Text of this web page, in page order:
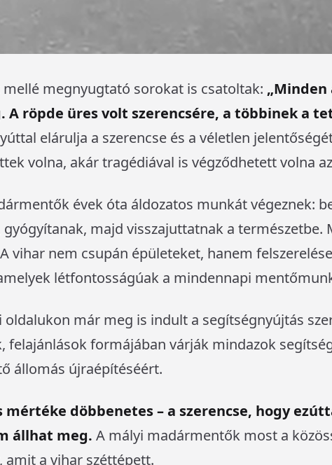
mellé megnyugtató sorokat is csatoltak:
A röpde üres volt szerencsére, a többinek a
elárulja a szerencse és a véletlen
volna, akár tragédiával is végződhetett volna
évek óta áldozatos munkát végeznek:
gyógyítanak, majd visszajuttatnak a természetbe.
vihar nem csupán épületeket, hanem
létfontosságúak a mindennapi
oldalukon már meg is indult a segítségnyújtás
felajánlások formájában várják mindazok
állomás újraépítéséért.
mértéke döbbenetes – a szerencse, hogy
állhat meg. A mályi madármentők most a
amit a vihar széttépett.